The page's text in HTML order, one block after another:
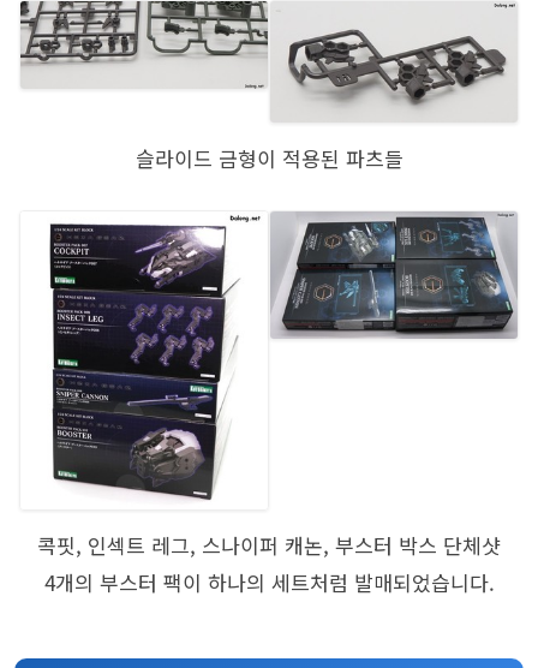
슬라이드 금형이 적용된 파츠들
콕핏, 인섹트 레그, 스나이퍼 캐논, 부스터 박스 단체샷
4개의 부스터 팩이 하나의 세트처럼 발매되었습니다.